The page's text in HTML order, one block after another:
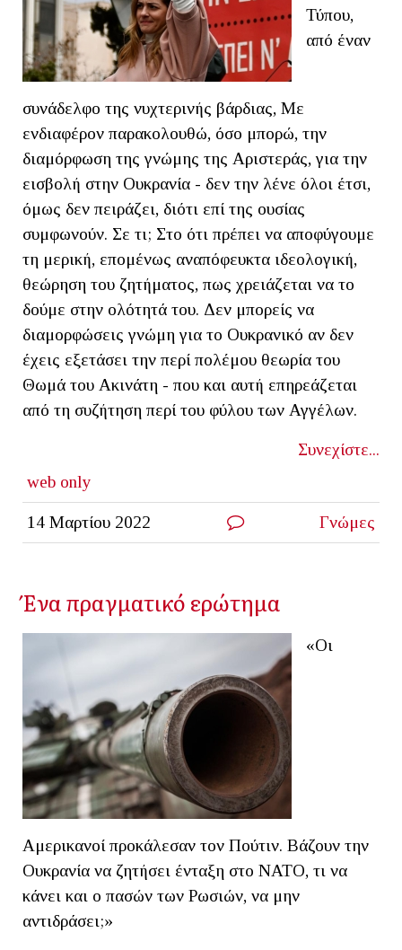
Τύπου,
από έναν
συνάδελφο της νυχτερινής βάρδιας, Με
ενδιαφέρον παρακολουθώ, όσο μπορώ, την
διαμόρφωση της γνώμης της Αριστεράς, για την
εισβολή στην Ουκρανία - δεν την λένε όλοι έτσι,
όμως δεν πειράζει, διότι επί της ουσίας
συμφωνούν. Σε τι; Στο ότι πρέπει να αποφύγουμε
τη μερική, επομένως αναπόφευκτα ιδεολογική,
θεώρηση του ζητήματος, πως χρειάζεται να το
δούμε στην ολότητά του. Δεν μπορείς να
διαμορφώσεις γνώμη για το Ουκρανικό αν δεν
έχεις εξετάσει την περί πολέμου θεωρία του
Θωμά του Ακινάτη - που και αυτή επηρεάζεται
από τη συζήτηση περί του φύλου των Αγγέλων.
Συνεχίστε...
web only
14 Μαρτίου 2022 Γνώμες
Ένα πραγματικό ερώτημα
«Οι
Αμερικανοί προκάλεσαν τον Πούτιν. Βάζουν την
Ουκρανία να ζητήσει ένταξη στο ΝΑΤΟ, τι να
κάνει και ο πασών των Ρωσιών, να μην
αντιδράσει;»